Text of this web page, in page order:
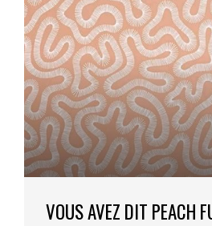
VOUS AVEZ DIT PEACH